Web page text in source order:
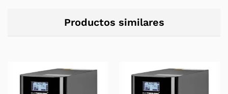
Productos similares